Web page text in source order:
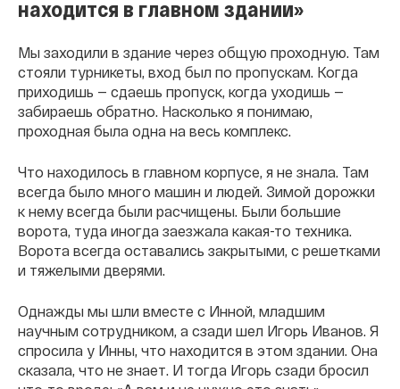
находится в главном здании»
Мы заходили в здание через общую проходную. Там
стояли турникеты, вход был по пропускам. Когда
приходишь — сдаешь пропуск, когда уходишь —
забираешь обратно. Насколько я понимаю,
проходная была одна на весь комплекс.
Что находилось в главном корпусе, я не знала. Там
всегда было много машин и людей. Зимой дорожки
к нему всегда были расчищены. Были большие
ворота, туда иногда заезжала какая-то техника.
Ворота всегда оставались закрытыми, с решетками
и тяжелыми дверями.
Однажды мы шли вместе с Инной, младшим
научным сотрудником, а сзади шел Игорь Иванов. Я
спросила у Инны, что находится в этом здании. Она
сказала, что не знает. И тогда Игорь сзади бросил